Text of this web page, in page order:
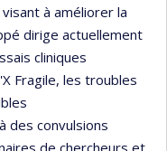
à améliorer la
dirige actuellement
cliniques
Fragile, les troubles
des convulsions
de chercheurs et